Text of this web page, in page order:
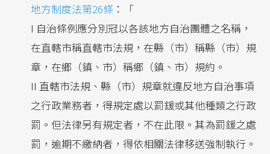
地方制度法第26條 ：「
I 自治條例應分別冠以各該地方自治團體之名稱，
在直轄市稱直轄市法規，在縣（市）稱縣（市）規
章，在鄉（鎮、市）稱鄉（鎮、市）規約。
II 直轄市法規、縣（市）規章就違反地方自治事項
之行政業務者，得規定處以罰鍰或其他種類之行政
罰。但法律另有規定者，不在此限。其為罰鍰之處
罰，逾期不繳納者，得依相關法律移送強制執行。